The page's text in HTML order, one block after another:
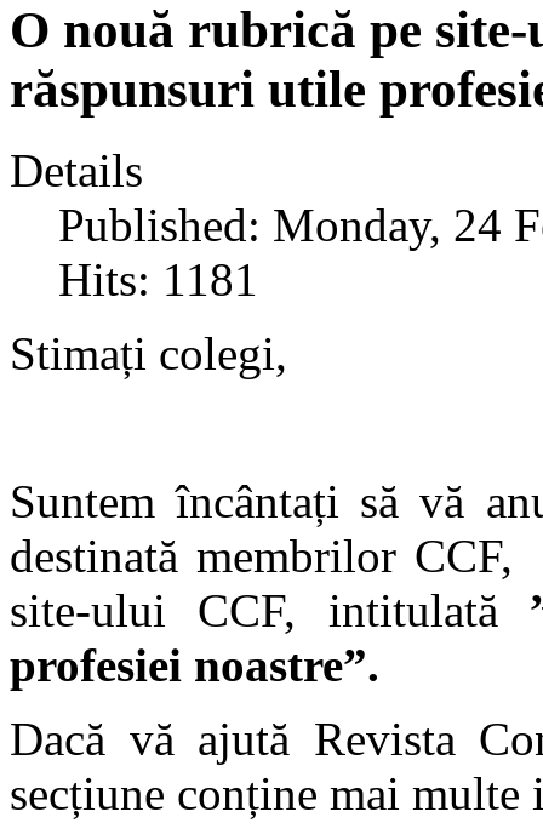
O nouă rubrică pe
răspunsuri utile
Details
Published: Monday, 24
Hits: 1181
Stimați colegi,
Suntem încântați să vă
destinată membrilor
site-ului CCF, intitulată
profesiei noastre”.
Dacă vă ajută Revista
secțiune conține mai